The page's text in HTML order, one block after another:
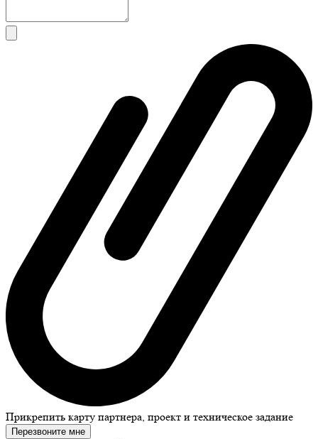
Прикрепить карту партнера, проект и техническое задание
Перезвоните мне